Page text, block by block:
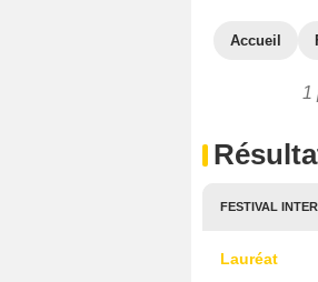
Accueil
1
FESTIVAL
Lauréat